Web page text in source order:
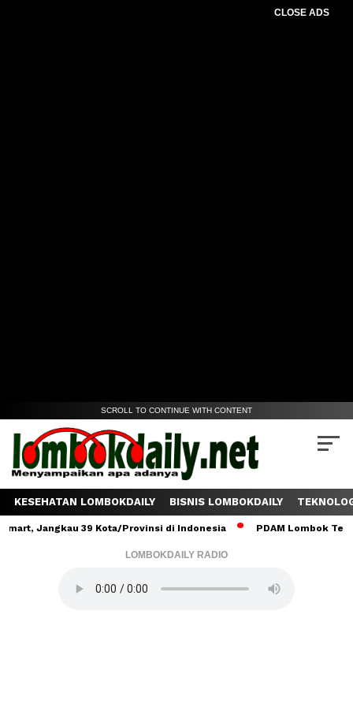
CLOSE ADS
SCROLL TO CONTINUE WITH CONTENT
KESEHATAN LOMBOKDAILY BISNIS LOMBOKDAILY
39 Kota/Provinsi di Indonesia PDAM Lombok Tengah
LOMBOKDAILY RADIO